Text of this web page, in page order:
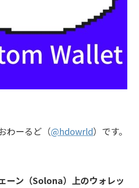
わーるど（@hdowrld）です。
ーン（Solona）上のウォレッ